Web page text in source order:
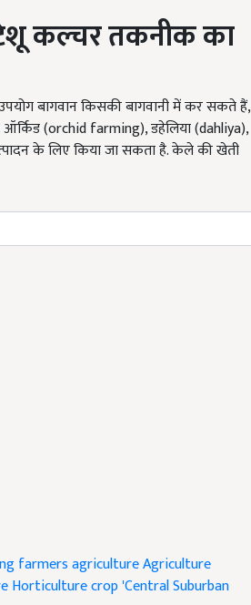
कल्चर तकनीक का
बागवान किसकी बागवानी में कर सकते हैं,
(orchid farming), डहेलिया (dahliya),
के लिए किया जा सकता है. केले की खेती
farmersagricultureAgriculture
Horticulture crop'Central Suburban